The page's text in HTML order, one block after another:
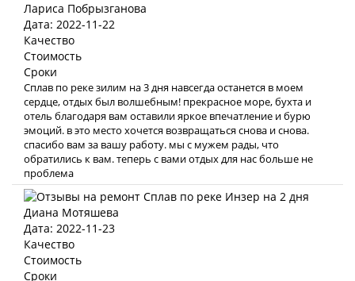
Лариса Побрызганова
Дата: 2022-11-22
Качество
Стоимость
Сроки
Сплав по реке зилим на 3 дня навсегда останется в моем
сердце, отдых был волшебным! прекрасное море, бухта и
отель благодаря вам оставили яркое впечатление и бурю
эмоций. в это место хочется возвращаться снова и снова.
спасибо вам за вашу работу. мы с мужем рады, что
обратились к вам. теперь с вами отдых для нас больше не
проблема
Диана Мотяшева
Дата: 2022-11-23
Качество
Стоимость
Сроки